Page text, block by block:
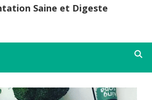
Saine et Digeste